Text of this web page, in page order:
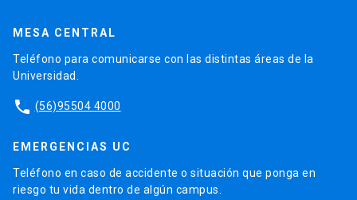
Proyectos
Laboratorios
MESA CENTRAL
Teléfono para comunicarse con las distintas áreas de la
Universidad.
phone (56)95504 4000
EMERGENCIAS UC
Teléfono en caso de accidente o situación que ponga en
riesgo tu vida dentro de algún campus.